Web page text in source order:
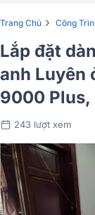
Trang Chủ › Công
Lắp đặt
anh Luyên
9000 Plus,
243 lượt xem